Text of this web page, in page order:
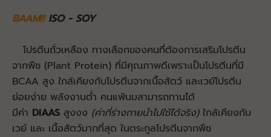
BAAM!!ISO - SOY
โปรตีนถั่วเหลือง ทางเลือกของคนที่ต้องการเสริมโปรตีน
จากพืช (Plant Protein) ที่มีคุณภาพดีเพราะเป็นโปรตีนที่มี
BCAA สูง ใกล้เคียงกับโปรตีนจากเนื้อสัตว์ และเวย์โปรตีน
ย่อยง่าย พลังงานต่ำ คนแพ้นมสามารถทานได้
มีค่า DIAAS สูงงง (ค่าที่ร่างกายนำไปใช้ได้จริง)ใกล้เคียงกับ
เวย์ และ เนื้อสัตว์มากที่สุด ในตระกูลโปรตีนจากพืช